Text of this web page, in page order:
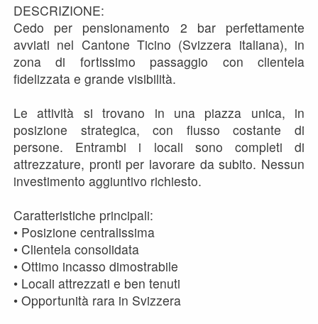
DESCRIZIONE:
Cedo per pensionamento 2 bar perfettamente
avviati nel Cantone Ticino (Svizzera italiana), in
zona di fortissimo passaggio con clientela
fidelizzata e grande visibilità.
Le attività si trovano in una piazza unica, in
posizione strategica, con flusso costante di
persone. Entrambi i locali sono completi di
attrezzature, pronti per lavorare da subito. Nessun
investimento aggiuntivo richiesto.
Caratteristiche principali:
• Posizione centralissima
• Clientela consolidata
• Ottimo incasso dimostrabile
• Locali attrezzati e ben tenuti
• Opportunità rara in Svizzera